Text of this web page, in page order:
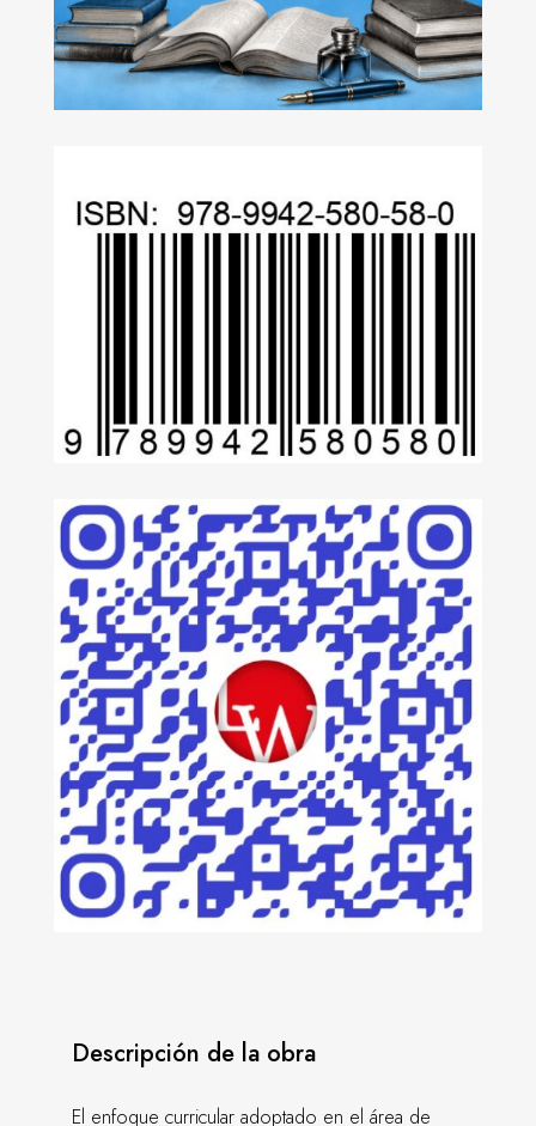
Descripción de la obra
El enfoque curricular adoptado en el área de